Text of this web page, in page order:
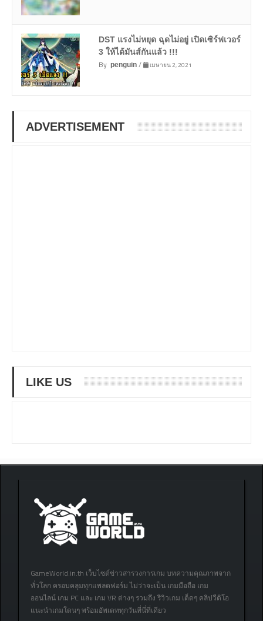
DST แรงไม่หยุด ฉุดไม่อยู่ เปิดเซิร์ฟเวอร์
3 ให้ได้มันส์กันแล้ว !!!
By penguin/ เมษายน 2, 2021
ADVERTISEMENT
LIKE US
GameWorld.in.th เว็บไซต์ข่าวสารวงการเกม บทความคุณภาพจาก
ทั่วโลก ครอบคลุมทุกแพลตฟอร์ม ไม่ว่าจะเป็น เกมมือถือ เกม
ออนไลน์ เกม PC และ เกม VR ต่างๆ รวมถึง รีวิวเกม เด็ดๆ คลิปวีดิโอ
แนะนำเกมโดนๆ พร้อมอัพเดททุกวันที่นี่ที่เดียว